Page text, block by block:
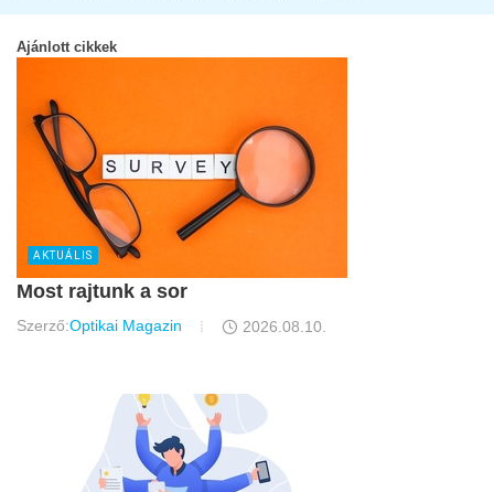
Ajánlott cikkek
AKTUÁLIS
Most rajtunk a sor
Szerző:Optikai Magazin 2026.08.10.